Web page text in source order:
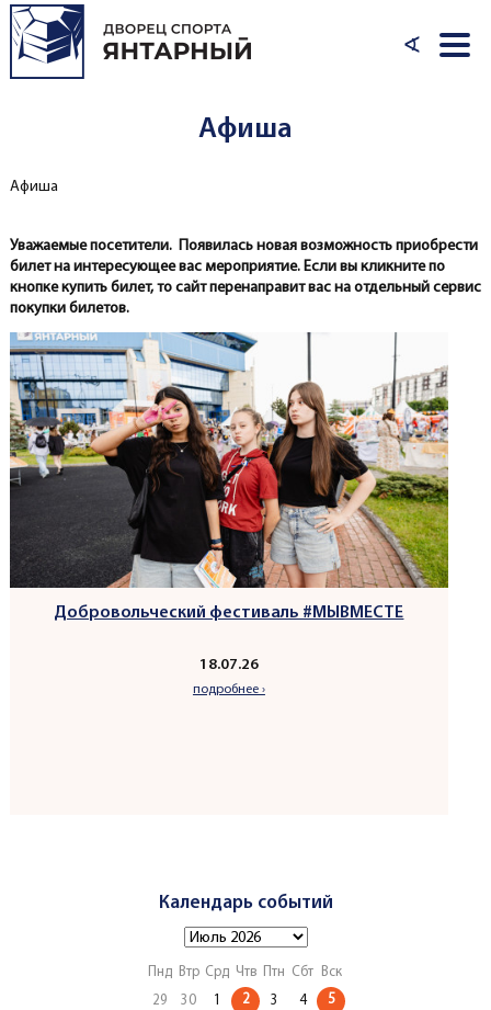
Перейти к основному содержанию
∢
Афиша
Вы здесь
Афиша
Уважаемые посетители. Появилась новая возможность приобрести
билет на интересующее вас мероприятие. Если вы кликните по
кнопке купить билет, то сайт перенаправит вас на отдельный сервис
покупки билетов.
Добровольческий фестиваль #МЫВМЕСТЕ
18.07.26
подробнее ›
Календарь событий
Пнд Втр Срд Чтв Птн Сбт
Вск
29
30 2 3 4
5